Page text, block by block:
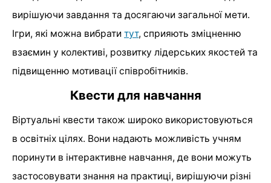
вирішуючи завдання та досягаючи загальної мети.
Ігри, які можна вибрати тут, сприяють зміцненню
взаємин у колективі, розвитку лідерських якостей та
підвищенню мотивації співробітників.
Квести для навчання
Віртуальні квести також широко використовуються
в освітніх цілях. Вони надають можливість учням
поринути в інтерактивне навчання, де вони можуть
застосовувати знання на практиці, вирішуючи різні